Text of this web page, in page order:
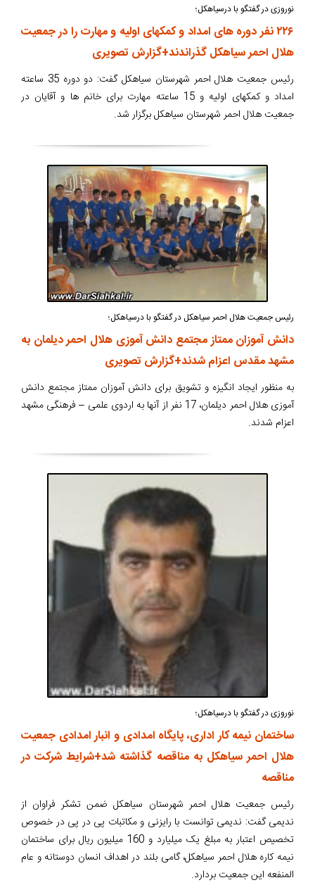
نوروزی در گفتگو با درسیاهکل؛
۲۲۶ نفر دوره های امداد و کمکهای اولیه و مهارت را در جمعیت
هلال احمر سیاهکل گذراندند+گزارش تصویری
رئیس جمعیت هلال احمر شهرستان سیاهکل گفت: دو دوره 35 ساعته
امداد و کمکهای اولیه و 15 ساعته مهارت برای خانم ها و آقایان در
جمعیت هلال احمر شهرستان سیاهکل برگزار شد.
رئیس جمعیت هلال احمر سیاهکل در گفتگو با درسیاهکل؛
دانش آموزان ممتاز مجتمع دانش آموزی هلال احمر دیلمان به
مشهد مقدس اعزام شدند+گزارش تصویری
به منظور ایجاد انگیزه و تشویق برای دانش آموزان ممتاز مجتمع دانش
آموزی هلال احمر دیلمان، 17 نفر از آنها به اردوی علمی – فرهنگی مشهد
اعزام شدند.
نوروزی در گفتگو با درسیاهکل؛
ساختمان نیمه کار اداری، پایگاه امدادی و انبار امدادی جمعیت
هلال احمر سیاهکل به مناقصه گذاشته شد+شرایط شرکت در
مناقصه
رئیس جمعیت هلال احمر شهرستان سیاهکل ضمن تشکر فراوان از
ندیمی گفت: ندیمی توانست با رایزنی و مکاتبات پی در پی در خصوص
تخصیص اعتبار به مبلغ یک میلیارد و 160 میلیون ریال برای ساختمان
نیمه کاره هلال احمر سیاهکل، گامی بلند در اهداف انسان دوستانه و عام
المنفعه این جمعیت بردارد.